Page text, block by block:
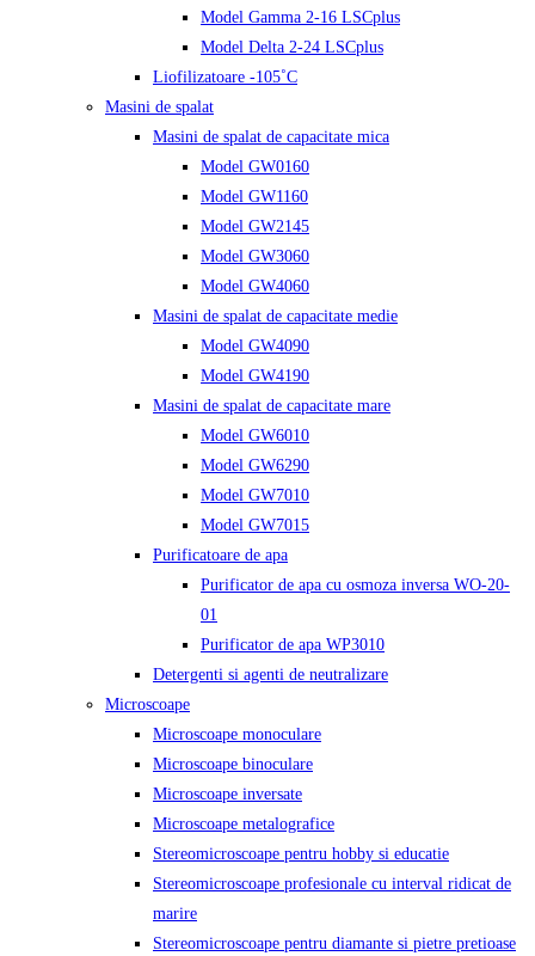
Model Gamma 2-16 LSCplus
Model Delta 2-24 LSCplus
Liofilizatoare -105˚C
Masini de spalat
Masini de spalat de capacitate mica
Model GW0160
Model GW1160
Model GW2145
Model GW3060
Model GW4060
Masini de spalat de capacitate medie
Model GW4090
Model GW4190
Masini de spalat de capacitate mare
Model GW6010
Model GW6290
Model GW7010
Model GW7015
Purificatoare de apa
Purificator de apa cu osmoza inversa WO-20-
01
Purificator de apa WP3010
Detergenti si agenti de neutralizare
Microscoape
Microscoape monoculare
Microscoape binoculare
Microscoape inversate
Microscoape metalografice
Stereomicroscoape pentru hobby si educatie
Stereomicroscoape profesionale cu interval ridicat de
marire
Stereomicroscoape pentru diamante si pietre pretioase